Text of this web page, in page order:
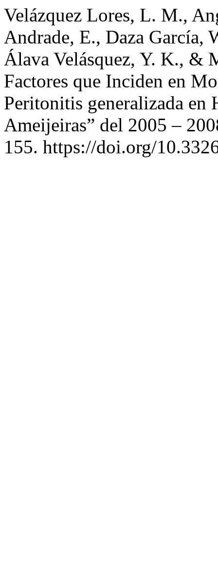
Velázquez Lores, L. M.,
Andrade, E., Daza García,
Álava Velásquez, Y. K., &
Factores que Inciden en
Peritonitis generalizada en
Ameijeiras” del 2005 –
155. https://doi.org/